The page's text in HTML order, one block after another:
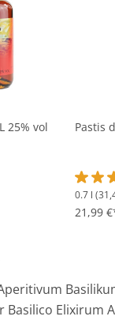
25% vol
von 4.5 von
Pastis
0.7 l
21,99
Basilico Elixirum